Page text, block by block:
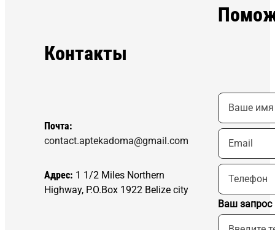
Контакты
Почта:
contact.aptekadoma@gmail.com
Адрес: 1 1/2 Miles Northern
Highway, P.O.Box 1922 Belize city
Ваш запрос